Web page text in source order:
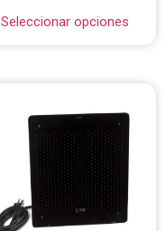
Seleccionar opciones